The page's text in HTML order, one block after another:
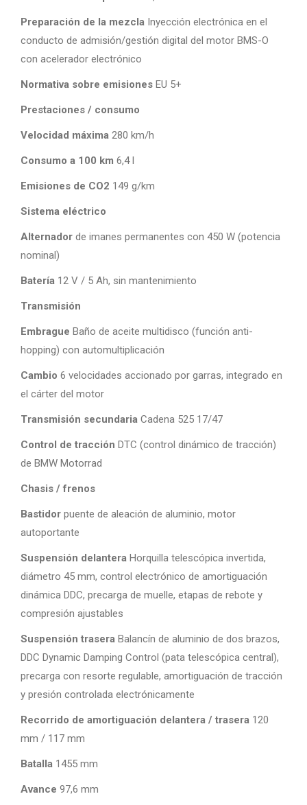
Preparación de la mezcla Inyección electrónica en el
conducto de admisión/gestión digital del motor BMS-O
con acelerador electrónico
Normativa sobre emisiones EU 5+
Prestaciones / consumo
Velocidad máxima 280 km/h
Consumo a 100 km 6,4 l
Emisiones de CO2 149 g/km
Sistema eléctrico
Alternador de imanes permanentes con 450 W (potencia
nominal)
Batería 12 V / 5 Ah, sin mantenimiento
Transmisión
Embrague Baño de aceite multidisco (función anti-
hopping) con automultiplicación
Cambio 6 velocidades accionado por garras, integrado en
el cárter del motor
Transmisión secundaria Cadena 525 17/47
Control de tracción DTC (control dinámico de tracción)
de BMW Motorrad
Chasis / frenos
Bastidor puente de aleación de aluminio, motor
autoportante
Suspensión delantera Horquilla telescópica invertida,
diámetro 45 mm, control electrónico de amortiguación
dinámica DDC, precarga de muelle, etapas de rebote y
compresión ajustables
Suspensión trasera Balancín de aluminio de dos brazos,
DDC Dynamic Damping Control (pata telescópica central),
precarga con resorte regulable, amortiguación de tracción
y presión controlada electrónicamente
Recorrido de amortiguación delantera / trasera 120
mm / 117 mm
Batalla 1455 mm
Avance 97,6 mm